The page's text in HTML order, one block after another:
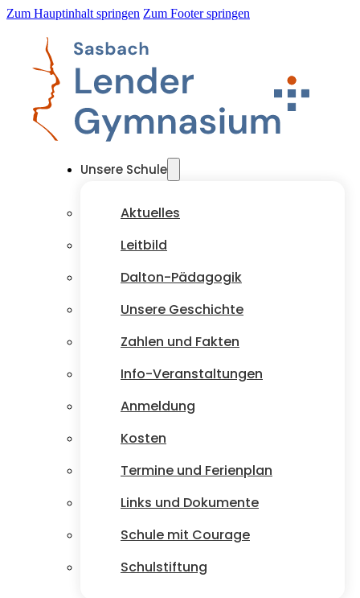
Zum Hauptinhalt springen Zum Footer springen
Unsere Schule
Aktuelles
Leitbild
Dalton-Pädagogik
Unsere Geschichte
Zahlen und Fakten
Info-Veranstaltungen
Anmeldung
Kosten
Termine und Ferienplan
Links und Dokumente
Schule mit Courage
Schulstiftung